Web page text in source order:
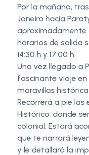
Por la mañana,
Janeiro hacia
aproximadamente
horarios de salida
14:30 h y 17:00 h.
Una vez llegado a
fascinante viaje
maravillas
Recorrerá a pie las
Histórico, donde
colonial. Estará
que te narrará
y le detallará la